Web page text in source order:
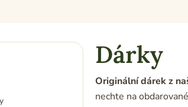
Dárky
Originální dárek z
nechte na